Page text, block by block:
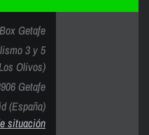
Box Getafe
3 y 5
Olivos)
Getafe
(España)
situación